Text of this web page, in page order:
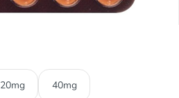
20mg 40mg